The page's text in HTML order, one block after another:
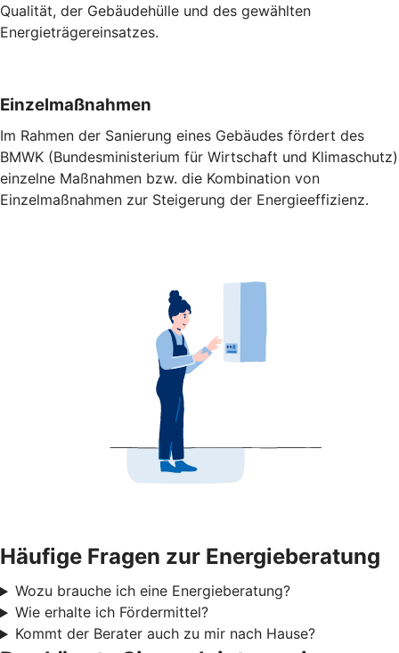
Qualität, der Gebäudehülle und des gewählten
Energieträgereinsatzes.
Einzelmaßnahmen
Im Rahmen der Sanierung eines Gebäudes fördert des
BMWK (Bundesministerium für Wirtschaft und Klimaschutz)
einzelne Maßnahmen bzw. die Kombination von
Einzelmaßnahmen zur Steigerung der Energieeffizienz.
Häufige Fragen zur Energieberatung
Wozu brauche ich eine Energieberatung?
Wie erhalte ich Fördermittel?
Kommt der Berater auch zu mir nach Hause?